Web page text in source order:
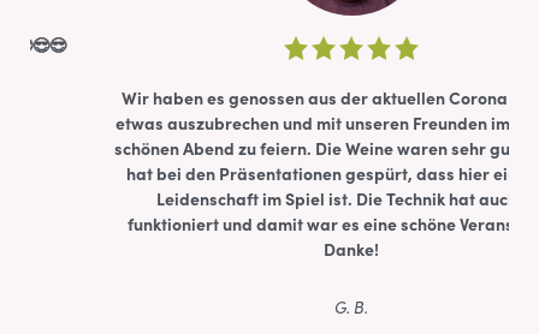
Wir haben es genossen aus der aktuellen Corona Situation
etwas auszubrechen und mit unseren Freunden im Ort einen
schönen Abend zu feiern. Die Weine waren sehr gut und man
hat bei den Präsentationen gespürt, dass hier eine große
Leidenschaft im Spiel ist. Die Technik hat auch gut
funktioniert und damit war es eine schöne Veranstaltung.